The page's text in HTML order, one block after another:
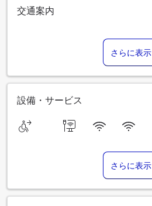
交通案内
さらに表示
設備・サービス
さらに表示